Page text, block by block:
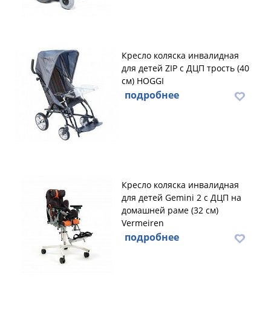
Кресло коляска инвалидная
для детей ZIP с ДЦП трость (40
см) HOGGI
подробнее
Кресло коляска инвалидная
для детей Gemini 2 с ДЦП на
домашней раме (32 см)
Vermeiren
подробнее